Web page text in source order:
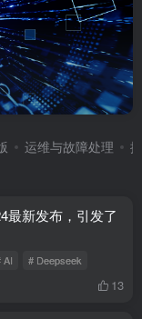
运维与故障处理
最新发布，引发了
AI # Deepseek
13